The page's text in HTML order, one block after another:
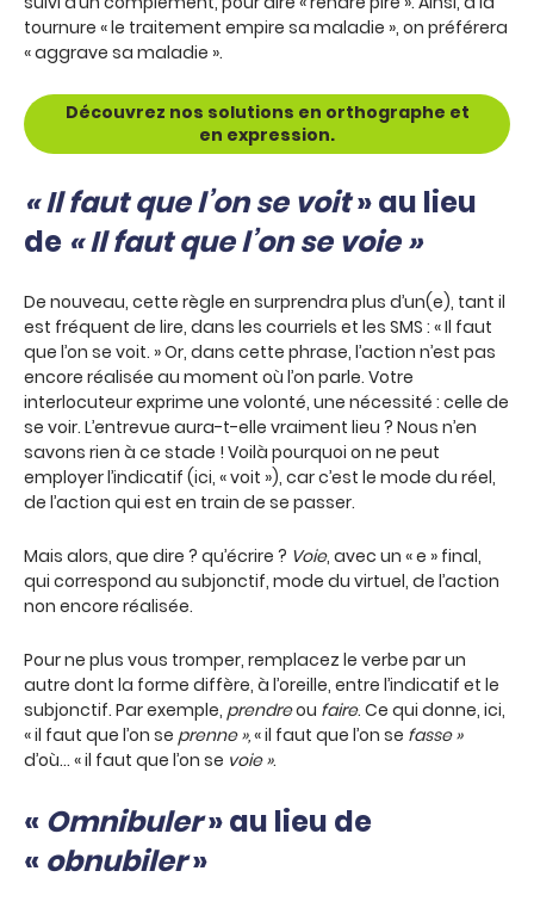
tournure « le traitement empire sa maladie », on préférera
« aggrave sa maladie ».
Découvrez nos solutions en orthographe et
en expression.
« Il faut que l’on se voit» au lieu
de « Il faut que l’on se voie »
De nouveau, cette règle en surprendra plus d’un(e), tant il
est fréquent de lire, dans les courriels et les SMS : « Il faut
que l’on se voit. » Or, dans cette phrase, l’action n’est pas
encore réalisée au moment où l’on parle. Votre
interlocuteur exprime une volonté, une nécessité : celle de
se voir. L’entrevue aura-t-elle vraiment lieu ? Nous n’en
savons rien à ce stade ! Voilà pourquoi on ne peut
employer l’indicatif (ici, « voit »), car c’est le mode du réel,
de l’action qui est en train de se passer.
Mais alors, que dire ? qu’écrire ? Voie, avec un « e » final,
qui correspond au subjonctif, mode du virtuel, de l’action
non encore réalisée.
Pour ne plus vous tromper, remplacez le verbe par un
autre dont la forme diffère, à l’oreille, entre l’indicatif et le
subjonctif. Par exemple, prendreou faire. Ce qui donne, ici,
« il faut que l’on se prenne »,« il faut que l’on se fasse »
d’où… « il faut que l’on se voie ».
« Omnibuler» au lieu de
« obnubiler»